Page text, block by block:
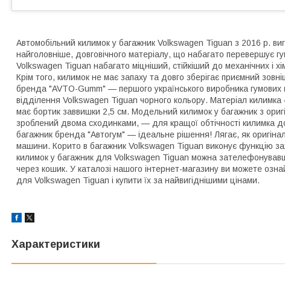
Автомобільний килимок у багажник Volkswagen Tiguan з 2016 р.
найголовніше, довговічного матеріалу, що набагато перевершує
Volkswagen Tiguan набагато міцніший, стійкіший до механічних і
Крім того, килимок не має запаху та довго зберігає приємний
бренда "AVTO-Gumm" — першого українського виробника гумових
відділення Volkswagen Tiguan чорного кольору. Матеріал
має бортик заввишки 2,5 см. Модельний килимок у багажник з
зроблений двома сходинками, — для кращої обтічності килимка
багажник бренда "Автогум" — ідеальне рішення! Лягає, як
машини. Корито в багажник Volkswagen Tiguan виконує функцію
килимок у багажник для Volkswagen Tiguan можна
через кошик. У каталозі нашого інтернет-магазину ви можете
для Volkswagen Tiguan і купити їх за найвигіднішими цінами.
Характеристики